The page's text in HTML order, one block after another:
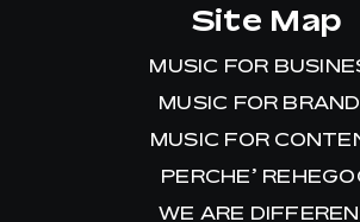
Site Map
MUSIC FOR
MUSIC FOR
MUSIC FOR
PERCHE’
WE ARE